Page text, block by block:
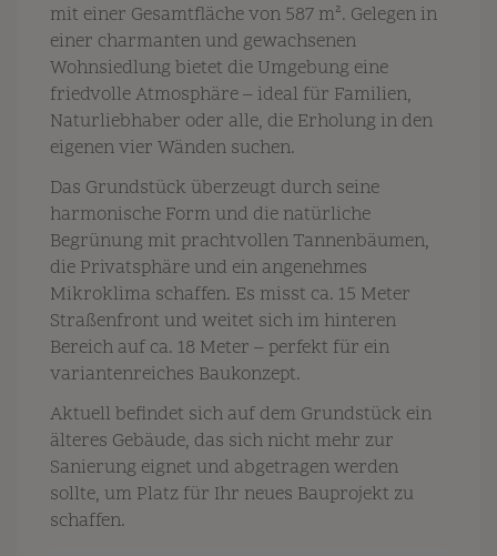
mit einer Gesamtfläche von 587 m². Gelegen in
einer charmanten und gewachsenen
Wohnsiedlung bietet die Umgebung eine
friedvolle Atmosphäre – ideal für Familien,
Naturliebhaber oder alle, die Erholung in den
eigenen vier Wänden suchen.
Das Grundstück überzeugt durch seine
harmonische Form und die natürliche
Begrünung mit prachtvollen Tannenbäumen,
die Privatsphäre und ein angenehmes
Mikroklima schaffen. Es misst ca. 15 Meter
Straßenfront und weitet sich im hinteren
Bereich auf ca. 18 Meter – perfekt für ein
variantenreiches Baukonzept.
Aktuell befindet sich auf dem Grundstück ein
älteres Gebäude, das sich nicht mehr zur
Sanierung eignet und abgetragen werden
sollte, um Platz für Ihr neues Bauprojekt zu
schaffen.